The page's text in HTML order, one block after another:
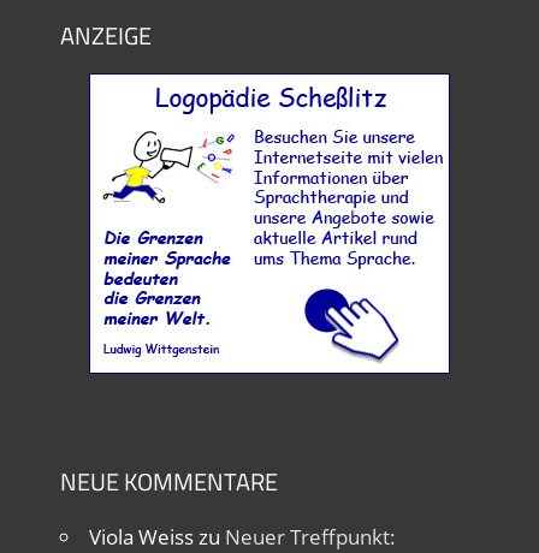
ANZEIGE
NEUE KOMMENTARE
Viola Weisszu Neuer Treffpunkt: